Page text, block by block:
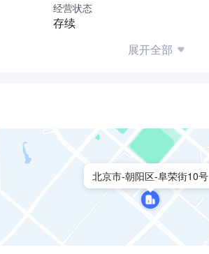
经营状态
存续
展开全部
北京市-朝阳区-阜荣街10号